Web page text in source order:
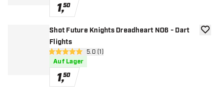
1,50
Shot Future Knights Dreadheart NO6 - Dart
Flights
Bewertungsbereich öffnen
5 Bewertungssterne
5.0 (1)
Auf Lager
1,50
Zur